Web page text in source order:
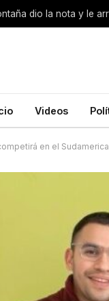
dio la nota y le
Videos
en el